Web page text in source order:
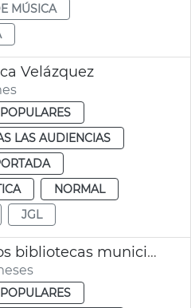
MÚSICA
Velázquez
LAS AUDIENCIAS
NORMAL
JGL
JGL Cuentacuentos bibliotecas municipales València